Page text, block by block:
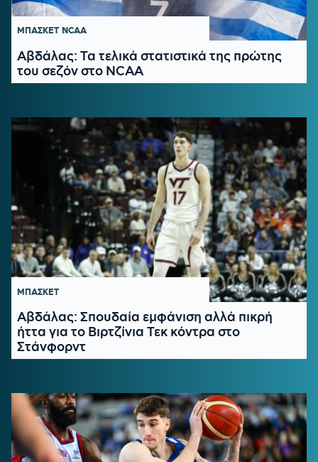
ΜΠΑΣΚΕΤ NCAA
Αβδάλας: Τα τελικά στατιστικά της πρώτης
του σεζόν στο NCAA
ΜΠΑΣΚΕΤ
Αβδάλας: Σπουδαία εμφάνιση αλλά πικρή
ήττα για το Βιρτζίνια Τεκ κόντρα στο
Στάνφορντ